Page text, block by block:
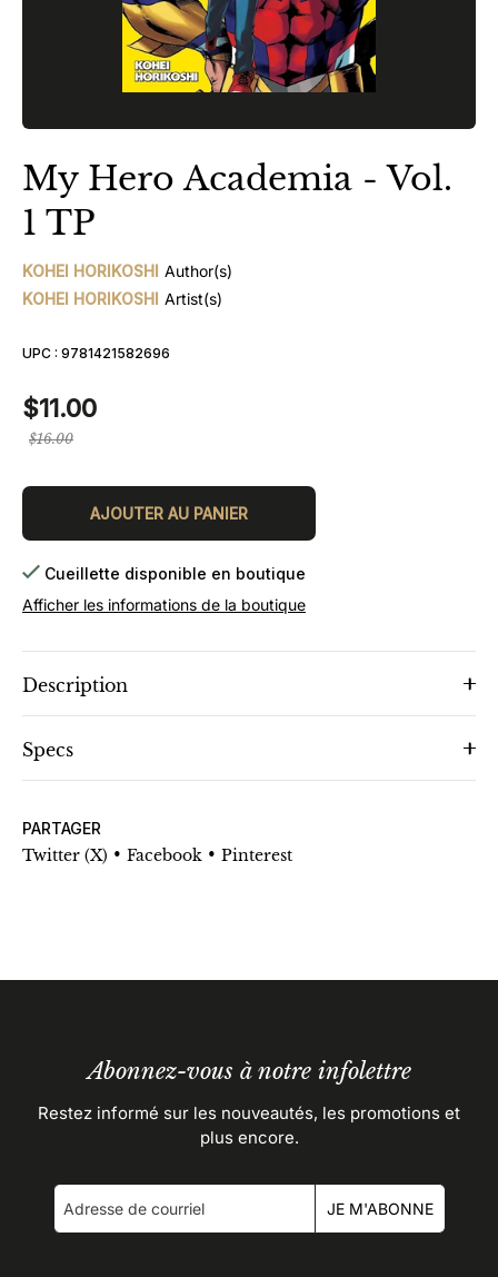
My Hero Academia - Vol.
1 TP
KOHEI HORIKOSHI Author(s)
KOHEI HORIKOSHI Artist(s)
UPC : 9781421582696
$11.00
Prix
$16.00
AJOUTER AU PANIER
Cueillette disponible en boutique
Afficher les informations de la boutique
Description
Specs
PARTAGER
Twitter (X) • Facebook • Pinterest
Abonnez-vous à notre infolettre
Restez informé sur les nouveautés, les promotions et
plus encore.
JE M'ABONNE